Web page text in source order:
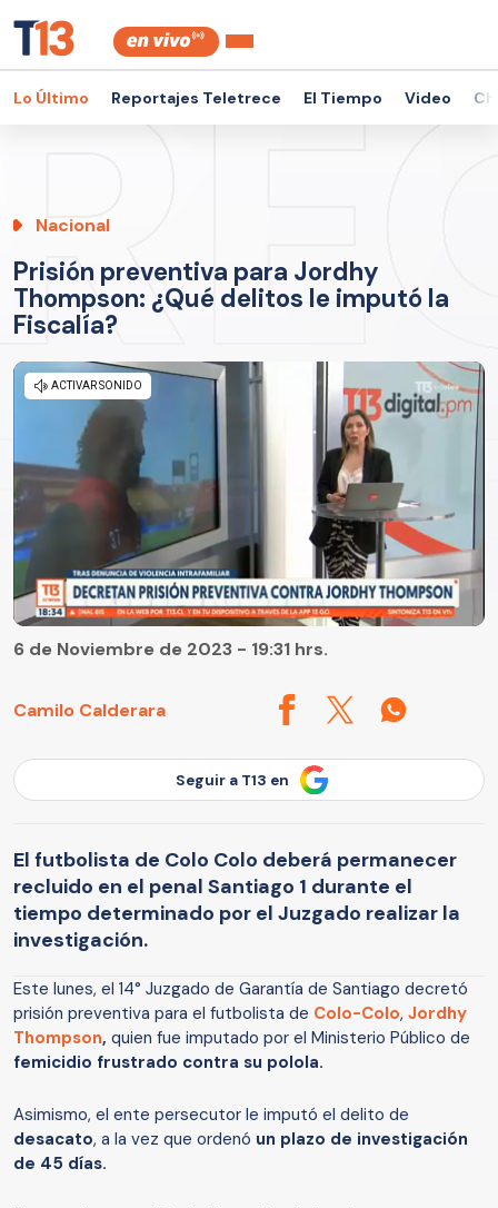
Lo Último Reportajes Teletrece El Tiempo Video
Nacional
Prisión preventiva para Jordhy
Thompson: ¿Qué delitos le imputó la
Fiscalía?
Camilo Calderara
6 de Noviembre de 2023 - 19:31 hrs.
Seguir a T13 en
El futbolista de Colo Colo deberá permanecer
recluido en el penal Santiago 1 durante el
tiempo determinado por el Juzgado realizar la
investigación.
Este lunes, el 14° Juzgado de Garantía de Santiago decretó
prisión preventiva para el futbolista de Colo-Colo, Jordhy
Thompson, quien fue imputado por el Ministerio Público de
femicidio frustrado contra su polola.
Asimismo, el ente persecutor le imputó el delito de
desacato, a la vez que ordenó un plazo de investigación
de 45 días.